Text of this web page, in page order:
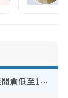
開倉優惠 | 尖沙咀海港城名牌波鞋開倉低至1折！On鞋$899起／Joy&Peace鞋履$98起